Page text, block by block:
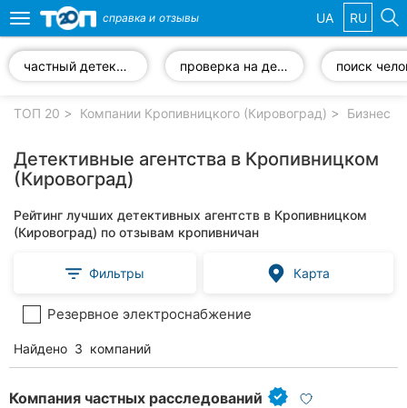
компании
рубрики:
клиники
Ветеринарные
клиники
Toggle
navigation
справка и отзывы UA RU
частный детектив проверка на детекторе лжи поиск
ТОП 20 Компании Кропивницкого (Кировоград) Бизнес
Детективные агентства в Кропивницком
(Кировоград)
Рейтинг лучших детективных агентств в Кропивницком
(Кировоград) по отзывам кропивничан
Фильтры Карта
Резервное электроснабжение
Найдено 3 компаний
Компания частных расследований